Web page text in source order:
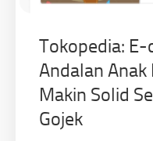
Tokopedia:
Andalan
Makin Solid
Gojek